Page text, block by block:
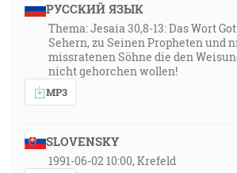
РУССКИЙ ЯЗЫК
Thema: Jesaia 30,8-13: Das Wort
Sehern, zu Seinen Propheten und
missratenen Söhne die den
nicht gehorchen wollen!
MP3
SLOVENSKY
1991-06-02 10:00, Krefeld